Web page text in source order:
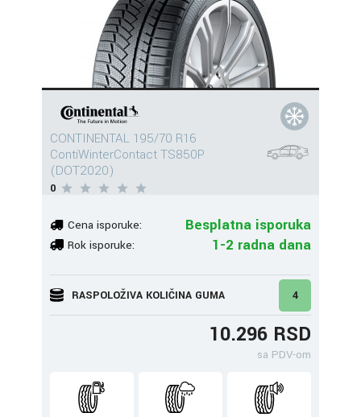
CONTINENTAL 195/70 R16
ContiWinterContact TS850P
(DOT2020)
0
Cena isporuke: Besplatna isporuka
Rok isporuke: 1-2 radna dana
RASPOLOŽIVA KOLIČINA GUMA 4
10.296 RSD
sa PDV-om